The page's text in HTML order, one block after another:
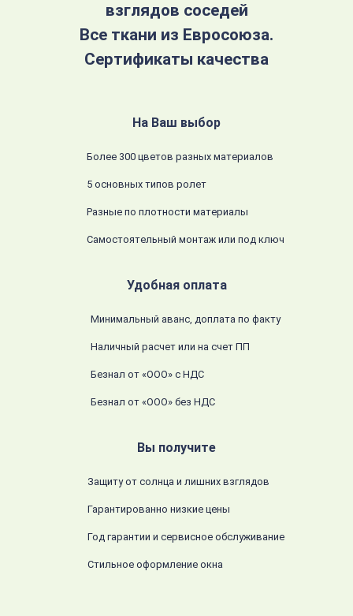
взглядов соседей
Все ткани из Евросоюза.
Сертификаты качества
На Ваш выбор
Более 300 цветов разных материалов
5 основных типов ролет
Разные по плотности материалы
Самостоятельный монтаж или под ключ
Удобная оплата
Минимальный аванс, доплата по факту
Наличный расчет или на счет ПП
Безнал от «ООО» с НДС
Безнал от «ООО» без НДС
Вы получите
Защиту от солнца и лишних взглядов
Гарантированно низкие цены
Год гарантии и сервисное обслуживание
Стильное оформление окна